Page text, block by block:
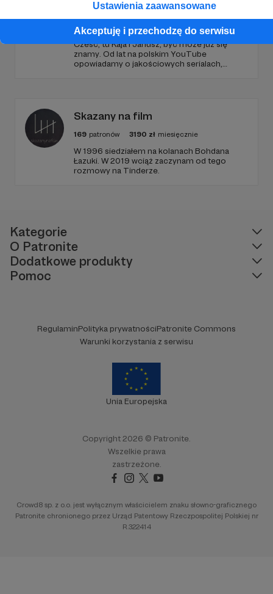
Ustawienia zaawansowane
Akceptuję i przechodzę do serwisu
Jakbyniepaczeć
53 patronów 1310 zł miesięcznie
Cześć, tu Kaja i Janusz, być może już się
znamy. Od lat na polskim YouTube
opowiadamy o jakościowych serialach,
rozwijać i dalej działać!
Skazany na film
169 patronów 3190 zł miesięcznie
W 1996 siedziałem na kolanach Bohdana
Łazuki. W 2019 wciąż zaczynam od tego
rozmowy na Tinderze.
Kategorie
O Patronite
Dodatkowe produkty
Pomoc
RegulaminPolityka prywatnościPatronite Commons
Warunki korzystania z serwisu
Unia Europejska
Copyright 2026 © Patronite.
Wszelkie prawa
zastrzeżone.
Crowd8 sp. z o.o. jest wyłącznym właścicielem znaku słowno-graficznego
Patronite chronionego przez Urząd Patentowy Rzeczpospolitej Polskiej nr
R.322414